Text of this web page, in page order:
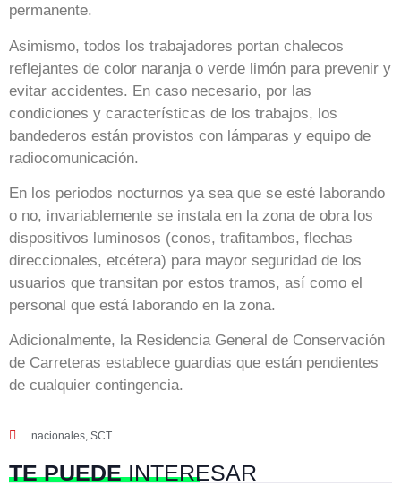
permanente.
Asimismo, todos los trabajadores portan chalecos
reflejantes de color naranja o verde limón para prevenir y
evitar accidentes. En caso necesario, por las
condiciones y características de los trabajos, los
bandederos están provistos con lámparas y equipo de
radiocomunicación.
En los periodos nocturnos ya sea que se esté laborando
o no, invariablemente se instala en la zona de obra los
dispositivos luminosos (conos, trafitambos, flechas
direccionales, etcétera) para mayor seguridad de los
usuarios que transitan por estos tramos, así como el
personal que está laborando en la zona.
Adicionalmente, la Residencia General de Conservación
de Carreteras establece guardias que están pendientes
de cualquier contingencia.
nacionales SCT
TE PUEDEINTERESAR